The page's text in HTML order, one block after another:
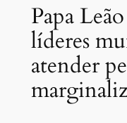
Papa
líderes
atender